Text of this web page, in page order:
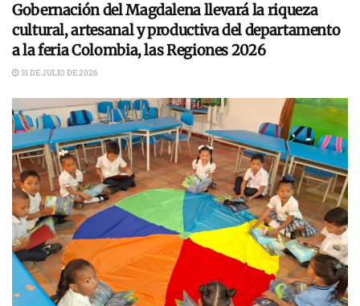
Gobernación del Magdalena llevará la riqueza
cultural, artesanal y productiva del departamento
a la feria Colombia, las Regiones 2026
31 DE JULIO DE 2026